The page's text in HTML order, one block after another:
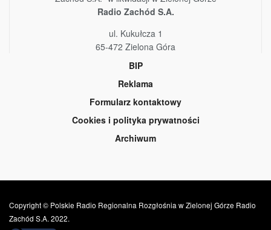
Radio Zachód S.A.
ul. Kukułcza 1
65-472 Zielona Góra
BIP
Reklama
Formularz kontaktowy
Cookies i polityka prywatności
Archiwum
Copyright © Polskie Radio Regionalna Rozgłośnia w Zielonej Górze Radio
Zachód S.A. 2022.